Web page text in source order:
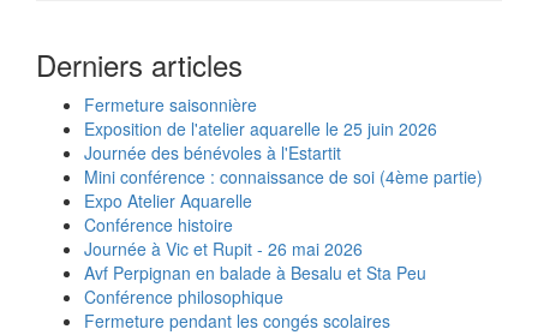
Derniers articles
Fermeture saisonnière
Exposition de l'atelier aquarelle le 25 juin 2026
Journée des bénévoles à l'Estartit
Mini conférence : connaissance de soi (4ème partie)
Expo Atelier Aquarelle
Conférence histoire
Journée à Vic et Rupit - 26 mai 2026
Avf Perpignan en balade à Besalu et Sta Peu
Conférence philosophique
Fermeture pendant les congés scolaires